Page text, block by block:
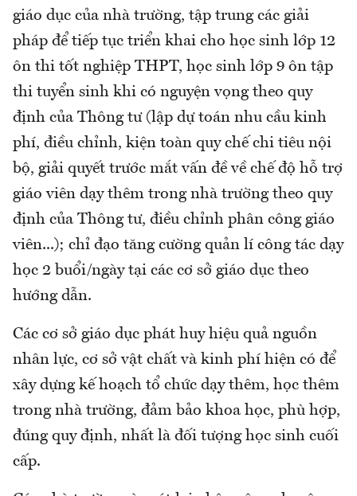
giáo dục của nhà trường, tập trung các giải
pháp để tiếp tục triển khai cho học sinh lớp 12
ôn thi tốt nghiệp THPT, học sinh lớp 9 ôn tập
thi tuyển sinh khi có nguyện vọng theo quy
định của Thông tư (lập dự toán nhu cầu kinh
phí, điều chỉnh, kiện toàn quy chế chi tiêu nội
bộ, giải quyết trước mắt vấn đề về chế độ hỗ trợ
giáo viên dạy thêm trong nhà trường theo quy
định của Thông tư, điều chỉnh phân công giáo
viên...); chỉ đạo tăng cường quản lí công tác dạy
học 2 buổi/ngày tại các cơ sở giáo dục theo
hướng dẫn.
Các cơ sở giáo dục phát huy hiệu quả nguồn
nhân lực, cơ sở vật chất và kinh phí hiện có để
xây dựng kế hoạch tổ chức dạy thêm, học thêm
trong nhà trường, đảm bảo khoa học, phù hợp,
đúng quy định, nhất là đối tượng học sinh cuối
cấp.